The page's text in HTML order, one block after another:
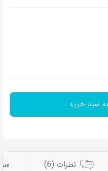
سبد خرید
نظرات (6)